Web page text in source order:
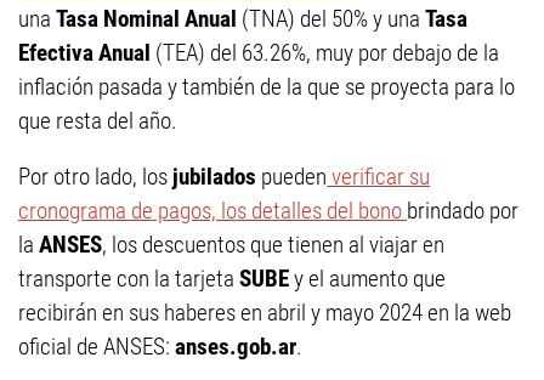
una Tasa Nominal Anual (TNA) del 50% y una Tasa
Efectiva Anual (TEA) del 63.26%, muy por debajo de la
inflación pasada y también de la que se proyecta para lo
que resta del año.
Por otro lado, los jubilados pueden verificar su
cronograma de pagos, los detalles del bono brindado por
la ANSES, los descuentos que tienen al viajar en
transporte con la tarjeta SUBEy el aumento que
recibirán en sus haberes en abril y mayo 2024 en la web
oficial de ANSES: anses.gob.ar.